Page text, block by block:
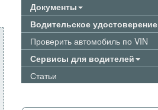
Документы
Водительское удостоверение
Проверить автомобиль по VIN
Сервисы для водителей
Статьи